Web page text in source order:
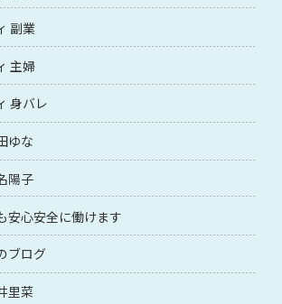
副業
主婦
身バレ
ゆな
陽子
安心安全に働けます
ブログ
里菜